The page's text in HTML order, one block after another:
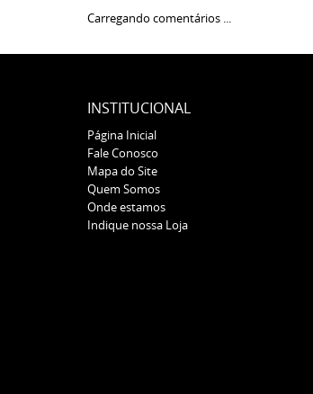
Carregando comentários ...
INSTITUCIONAL
Página Inicial
Fale Conosco
Mapa do Site
Quem Somos
Onde estamos
Indique nossa Loja